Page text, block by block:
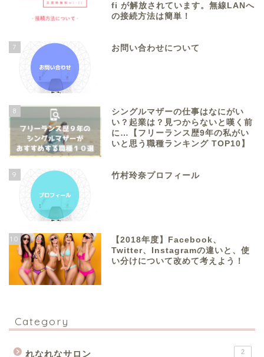
fi が解放されています。無線LANへ
の接続方法は簡単！
7 お問い合わせについて
8
シングルマザーの仕事はなにがい
い？起業は？見つからないと嘆く前
に…【フリーランス歴9年の私がい
いと思う職種ランキング TOP10】
9 竹村玲奈プロフィール
10
【2018年度】Facebook、
Twitter、Instagramの違いと、使
い分けについて改めて考えよう！
Category
れなれなサロン 2